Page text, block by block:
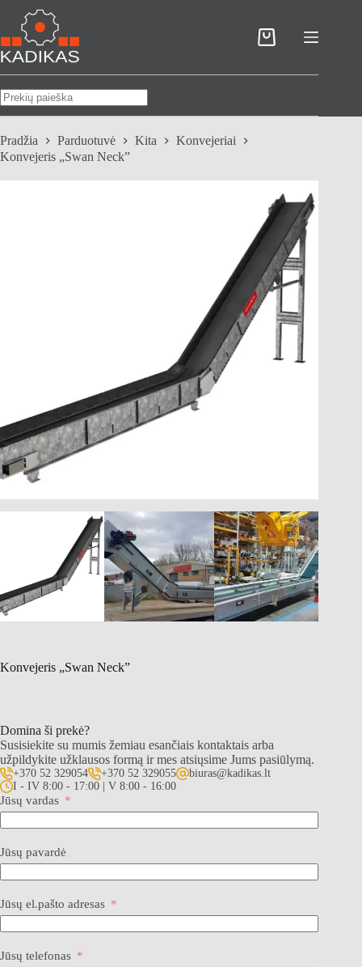
content
Pirkinių
results
Pradžia Parduotuvė Kita
Konvejeriai
Konvejeris „Swan Neck”
Konvejeris „Swan Neck”
Domina ši prekė?
Susisiekite su mumis žemiau esančiais kontaktais arba
užpildykite užklausos formą ir mes atsiųsime Jums pasiūlymą.
+370 52 329054 +370 52 329055
biuras@kadikas.lt
I - IV 8:00 - 17:00 | V 8:00 - 16:00
Jūsų vardas
Jūsų pavardė
Jūsų el.pašto adresas
Jūsų telefonas